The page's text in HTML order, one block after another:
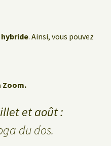
hybride. Ainsi, vous pouvez
Zoom.
et août :
du dos.